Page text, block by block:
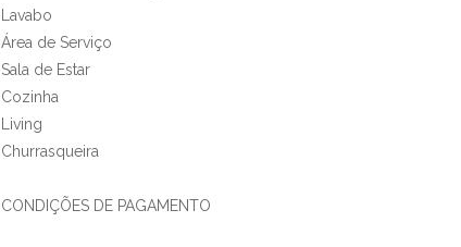
Lavabo
Área de Serviço
Sala de Estar
Cozinha
Living
Churrasqueira
CONDIÇÕES DE PAGAMENTO